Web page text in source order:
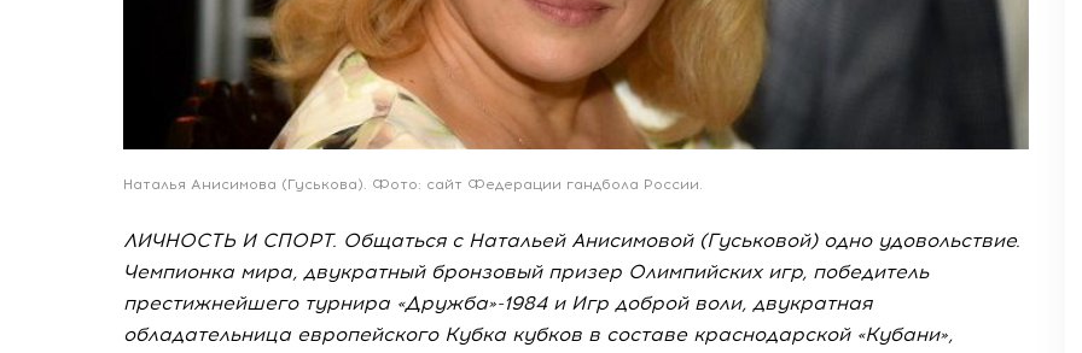
Наталья Анисимова (Гуськова). Фото: сайт Федерации гандбола России.
ЛИЧНОСТЬ И СПОРТ. Общаться с Натальей Анисимовой (Гуськовой) одно удовольствие.
Чемпионка мира, двукратный бронзовый призер Олимпийских игр, победитель
престижнейшего турнира «Дружба»-1984 и Игр доброй воли, двукратная
обладательница европейского Кубка кубков в составе краснодарской «Кубани»,